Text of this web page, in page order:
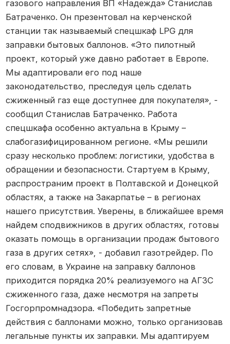
газового направления ВП «Надежда» Станислав
Батраченко. Он презентовал на керченской
станции так называемый спецшкаф LPG для
заправки бытовых баллонов. «Это пилотный
проект, который уже давно работает в Европе.
Мы адаптировали его под наше
законодательство, преследуя цель сделать
сжиженный газ еще доступнее для покупателя», -
сообщил Станислав Батраченко. Работа
спецшкафа особенно актуальна в Крыму –
слабогазифицированном регионе. «Мы решили
сразу несколько проблем: логистики, удобства в
обращении и безопасности. Стартуем в Крыму,
распространим проект в Полтавской и Донецкой
областях, а также на Закарпатье – в регионах
нашего присутствия. Уверены, в ближайшее время
найдем сподвижников в других областях, готовы
оказать помощь в организации продаж бытового
газа в других сетях», - добавил газотрейдер. По
его словам, в Украине на заправку баллонов
приходится порядка 20% реализуемого на АГЗС
сжиженного газа, даже несмотря на запреты
Госгорпромнадзора. «Победить запретные
действия с баллонами можно, только организовав
легальные пункты их заправки. Мы адаптируем